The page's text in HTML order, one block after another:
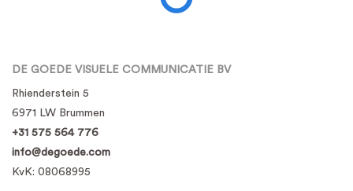
DE GOEDE VISUELE COMMUNICATIE BV
Rhienderstein 5
6971 LW Brummen
+31 575 564 776
info@degoede.com
KvK: 08068995